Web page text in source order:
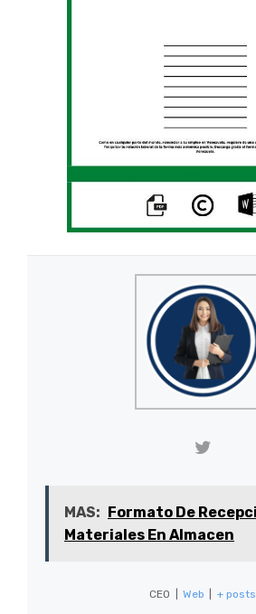
MAS: Formato De
Materiales En Almacen
CEO Web + posts